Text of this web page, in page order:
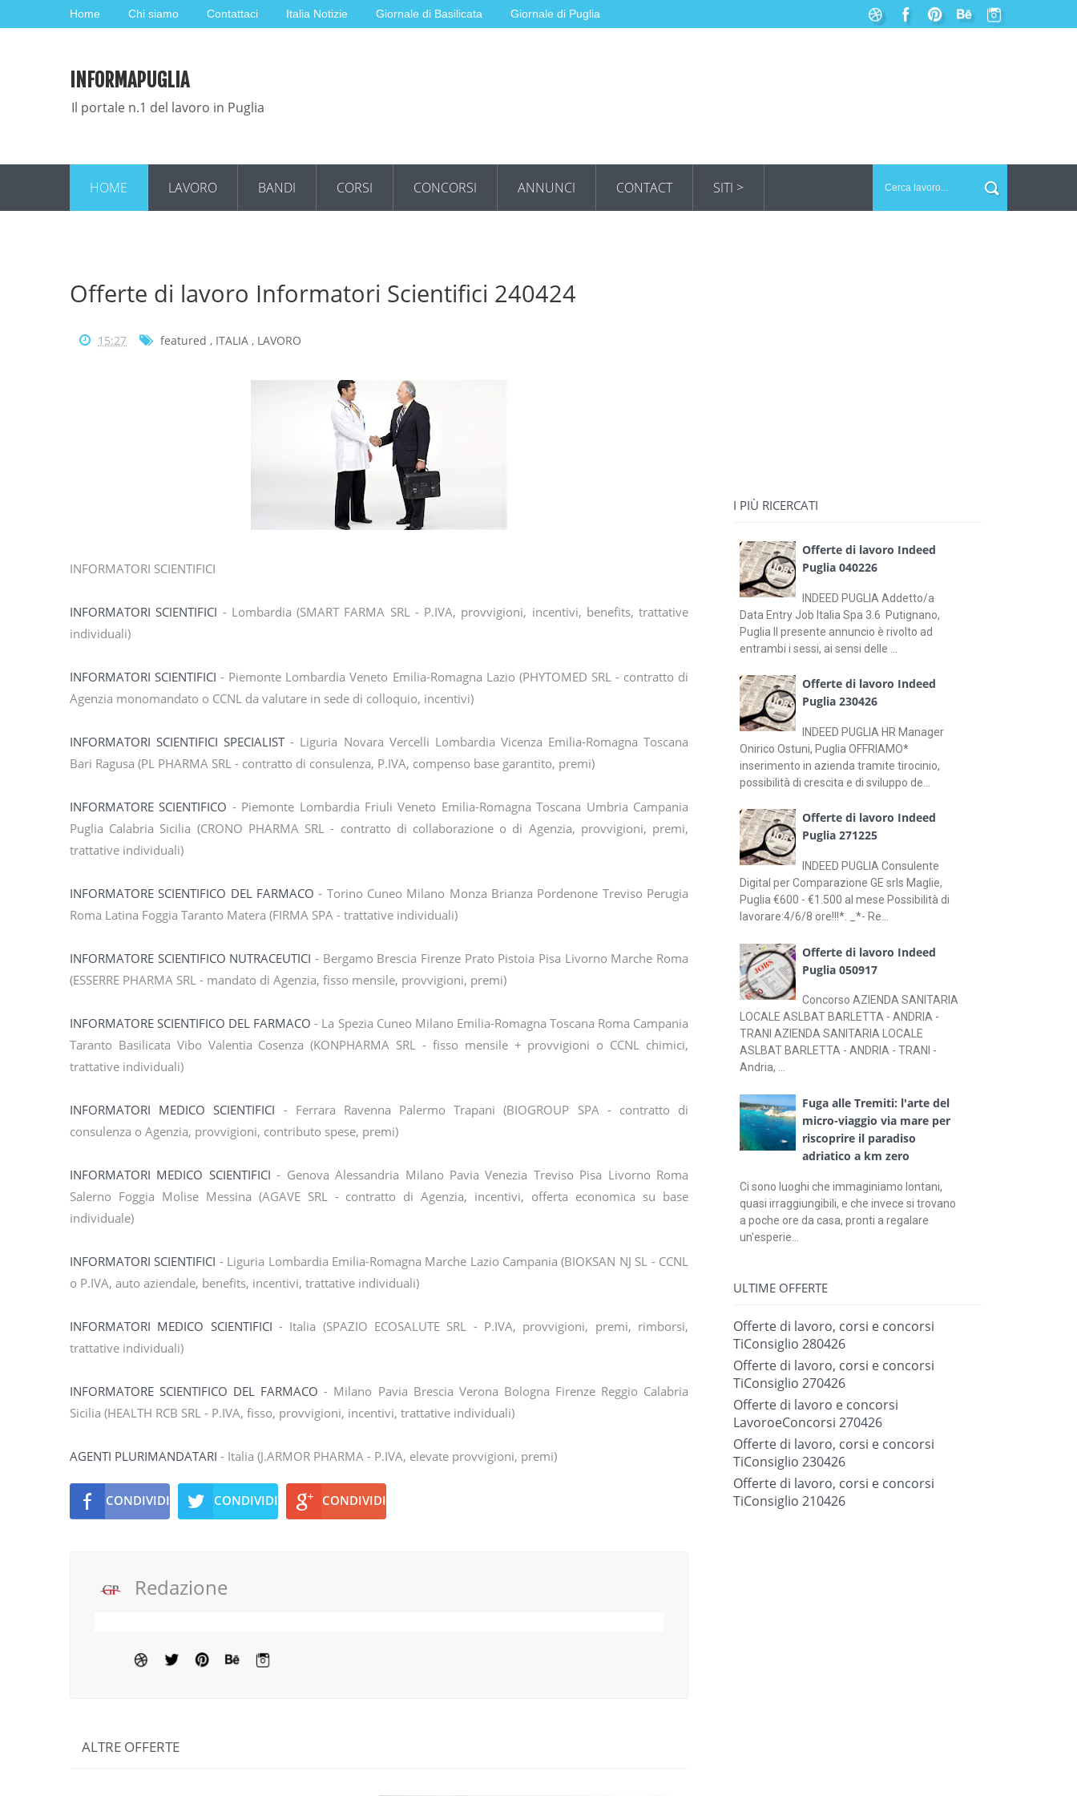
Home Chi siamo Contattaci Italia Notizie Giornale di Basilicata Giornale di Puglia
INFORMAPUGLIA
Il portale n.1 del lavoro in Puglia
HOME LAVORO BANDI CORSI CONCORSI ANNUNCI CONTACT SITI >
Offerte di lavoro Informatori Scientifici 240424
15:27 featured , ITALIA , LAVORO
INFORMATORI SCIENTIFICI
INFORMATORI SCIENTIFICI - Lombardia (SMART FARMA SRL - P.IVA, provvigioni, incentivi, benefits, trattative
individuali)
INFORMATORI SCIENTIFICI - Piemonte Lombardia Veneto Emilia-Romagna Lazio (PHYTOMED SRL - contratto di
Agenzia monomandato o CCNL da valutare in sede di colloquio, incentivi)
INFORMATORI SCIENTIFICI SPECIALIST- Liguria Novara Vercelli Lombardia Vicenza Emilia-Romagna Toscana
Bari Ragusa (PL PHARMA SRL - contratto di consulenza, P.IVA, compenso base garantito, premi)
INFORMATORE SCIENTIFICO - Piemonte Lombardia Friuli Veneto Emilia-Romagna Toscana Umbria Campania
Puglia Calabria Sicilia (CRONO PHARMA SRL - contratto di collaborazione o di Agenzia, provvigioni, premi,
trattative individuali)
INFORMATORE SCIENTIFICO DEL FARMACO - Torino Cuneo Milano Monza Brianza Pordenone Treviso Perugia
Roma Latina Foggia Taranto Matera (FIRMA SPA - trattative individuali)
INFORMATORE SCIENTIFICO NUTRACEUTICI - Bergamo Brescia Firenze Prato Pistoia Pisa Livorno Marche Roma
(ESSERRE PHARMA SRL - mandato di Agenzia, fisso mensile, provvigioni, premi)
INFORMATORE SCIENTIFICO DEL FARMACO - La Spezia Cuneo Milano Emilia-Romagna Toscana Roma Campania
Taranto Basilicata Vibo Valentia Cosenza (KONPHARMA SRL - fisso mensile + provvigioni o CCNL chimici,
trattative individuali)
INFORMATORI MEDICO SCIENTIFICI - Ferrara Ravenna Palermo Trapani (BIOGROUP SPA - contratto di
consulenza o Agenzia, provvigioni, contributo spese, premi)
INFORMATORI MEDICO SCIENTIFICI - Genova Alessandria Milano Pavia Venezia Treviso Pisa Livorno Roma
Salerno Foggia Molise Messina (AGAVE SRL - contratto di Agenzia, incentivi, offerta economica su base
individuale)
INFORMATORI SCIENTIFICI - Liguria Lombardia Emilia-Romagna Marche Lazio Campania (BIOKSAN NJ SL - CCNL
o P.IVA, auto aziendale, benefits, incentivi, trattative individuali)
INFORMATORI MEDICO SCIENTIFICI - Italia (SPAZIO ECOSALUTE SRL - P.IVA, provvigioni, premi, rimborsi,
trattative individuali)
INFORMATORE SCIENTIFICO DEL FARMACO - Milano Pavia Brescia Verona Bologna Firenze Reggio Calabria
Sicilia (HEALTH RCB SRL - P.IVA, fisso, provvigioni, incentivi, trattative individuali)
AGENTI PLURIMANDATARI - Italia (J.ARMOR PHARMA - P.IVA, elevate provvigioni, premi)
CONDIVIDI CONDIVIDI CONDIVIDI
Redazione
ALTRE OFFERTE
I PIÙ RICERCATI
Offerte di lavoro Indeed
Puglia 040226
INDEED PUGLIA Addetto/a
Data Entry Job Italia Spa 3.6 Putignano,
Puglia Il presente annuncio è rivolto ad
entrambi i sessi, ai sensi delle ...
Offerte di lavoro Indeed
Puglia 230426
INDEED PUGLIA HR Manager
Onirico Ostuni, Puglia OFFRIAMO*
inserimento in azienda tramite tirocinio,
possibilità di crescita e di sviluppo de...
Offerte di lavoro Indeed
Puglia 271225
INDEED PUGLIA Consulente
Digital per Comparazione GE srls Maglie,
Puglia €600 - €1.500 al mese Possibilità di
lavorare:4/6/8 ore!!!*. _*- Re...
Offerte di lavoro Indeed
Puglia 050917
Concorso AZIENDA SANITARIA
LOCALE ASLBAT BARLETTA - ANDRIA -
TRANI AZIENDA SANITARIA LOCALE
ASLBAT BARLETTA - ANDRIA - TRANI -
Andria, ...
Fuga alle Tremiti: l'arte del
micro-viaggio via mare per
riscoprire il paradiso
adriatico a km zero
Ci sono luoghi che immaginiamo lontani,
quasi irraggiungibili, e che invece si trovano
a poche ore da casa, pronti a regalare
un'esperie...
ULTIME OFFERTE
Offerte di lavoro, corsi e concorsi
TiConsiglio 280426
Offerte di lavoro, corsi e concorsi
TiConsiglio 270426
Offerte di lavoro e concorsi
LavoroeConcorsi 270426
Offerte di lavoro, corsi e concorsi
TiConsiglio 230426
Offerte di lavoro, corsi e concorsi
TiConsiglio 210426